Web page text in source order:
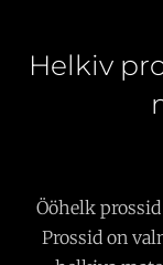
Helkiv
Ööhelk
Prossid on